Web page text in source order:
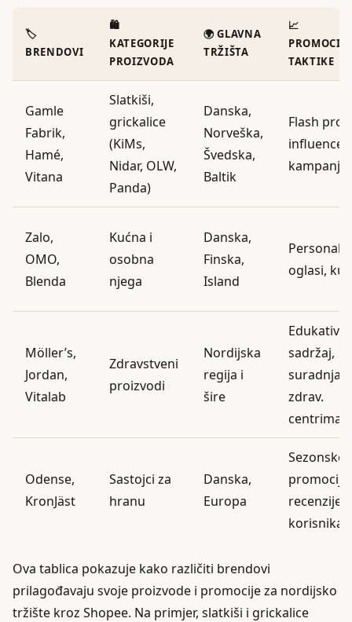
🏷️
BRENDOVI
🛍️
KATEGORIJE
PROIZVODA
🌍 GLAVNA
TRŽIŠTA
📈
TAKTIKE
Gamle
Fabrik,
Hamé,
Vitana
Slatkiši,
grickalice
(KiMs,
Nidar, OLW,
Panda)
Danska,
Norveška,
Švedska,
Baltik
Flash
influencer
kampanje
Zalo,
OMO,
Blenda
Kućna i
osobna
njega
Danska,
Finska,
Island
oglasi,
Möller’s,
Jordan,
Vitalab
Zdravstveni
proizvodi
Nordijska
regija i
šire
Edukativni
sadržaj,
suradnja
zdrav.
centrima
Odense,
KronJäst
Sastojci za
hranu
Danska,
Europa
Sezonske
promocije,
recenzije
korisnika
Ova tablica pokazuje kako različiti brendovi
prilagođavaju svoje proizvode i promocije za nordijsko
tržište kroz Shopee. Na primjer, slatkiši i grickalice